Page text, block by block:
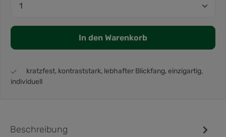
In den Warenkorb
kratzfest, kontraststark, lebhafter Blickfang, einzigartig,
individuell
Beschreibung